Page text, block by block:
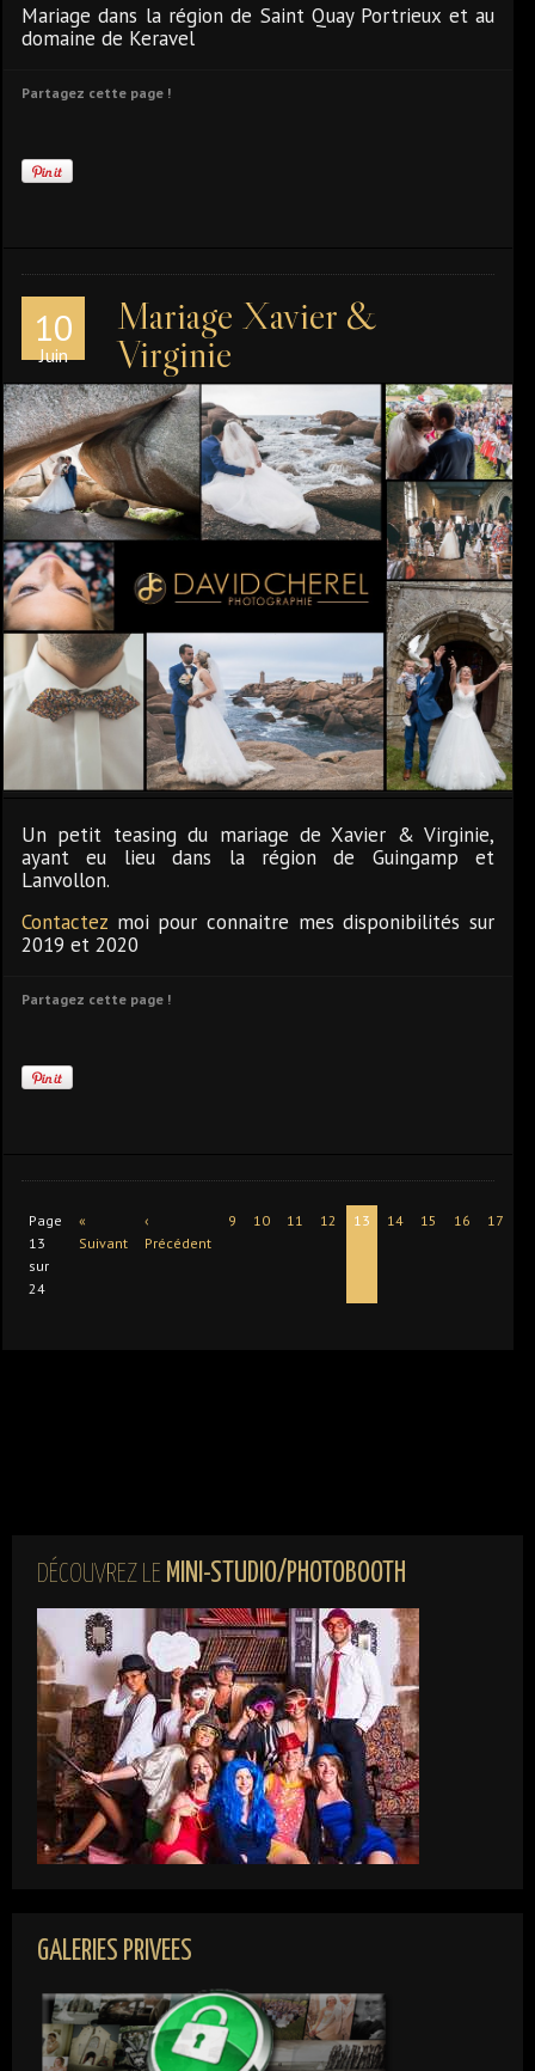
Mariage dans la région de Saint Quay Portrieux et au
domaine de Keravel
Partagez cette page !
10
Juin
Mariage Xavier &
Virginie
Un petit teasing du mariage de Xavier & Virginie,
ayant eu lieu dans la région de Guingamp et
Lanvollon.
Contactez moi pour connaitre mes disponibilités sur
2019 et 2020
Partagez cette page !
Page
13
sur
24
«
Suivant
‹
Précédent
9 10 11 12 13 14 15 16 17
DÉCOUVREZ LE MINI-STUDIO/PHOTOBOOTH
GALERIES PRIVEES